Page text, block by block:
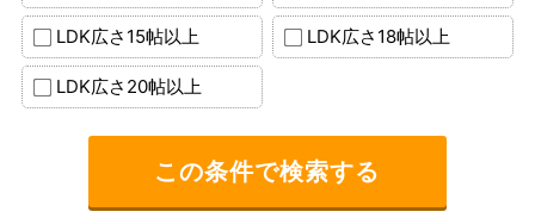
LDK広さ15帖以上 LDK広さ18帖以上
LDK広さ20帖以上